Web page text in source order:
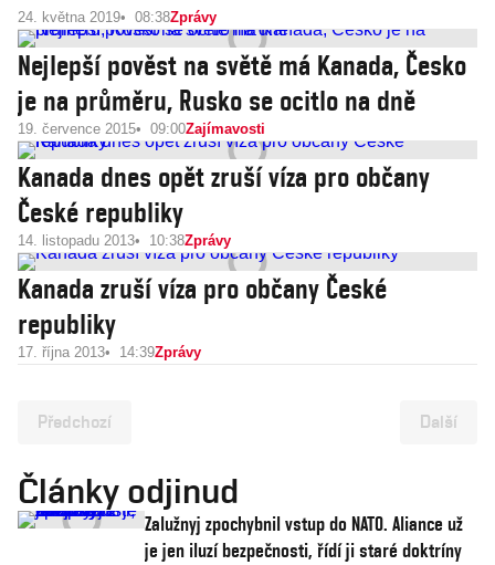
24. května 2019 08:38Zprávy
Nejlepší pověst na světě má Kanada, Česko
je na průměru, Rusko se ocitlo na dně
19. července 2015 09:00Zajímavosti
Kanada dnes opět zruší víza pro občany
České republiky
14. listopadu 2013 10:38Zprávy
Kanada zruší víza pro občany České
republiky
17. října 2013 14:39Zprávy
Předchozí Další
Články odjinud
Zalužnyj zpochybnil vstup do NATO. Aliance už
je jen iluzí bezpečnosti, řídí ji staré doktríny